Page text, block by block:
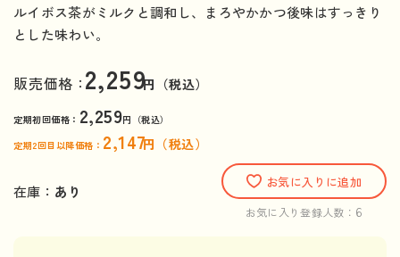
ルイボス茶がミルクと調和し、まろやかかつ後味はすっきり
とした味わい。
販売価格：2,259円（税込）
定期初回価格： 2,259円（税込）
定期2回目以降価格： 2,147円（税込）
在庫： あり
お気に入りに追加
お気に入り登録人数： 6